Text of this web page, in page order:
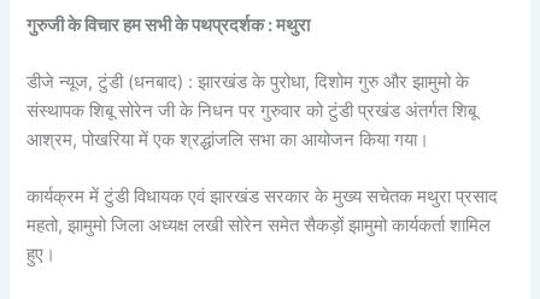
गुरुजी के विचार हम सभी के पथप्रदर्शक : मथुरा
डीजे न्यूज, टुंडी (धनबाद) : झारखंड के पुरोधा, दिशोम गुरु और झामुमो के
संस्थापक शिबू सोरेन जी के निधन पर गुरुवार को टुंडी प्रखंड अंतर्गत शिबू
आश्रम, पोखरिया में एक श्रद्धांजलि सभा का आयोजन किया गया।
कार्यक्रम में टुंडी विधायक एवं झारखंड सरकार के मुख्य सचेतक मथुरा प्रसाद
महतो, झामुमो जिला अध्यक्ष लखी सोरेन समेत सैकड़ों झामुमो कार्यकर्ता शामिल
हुए।